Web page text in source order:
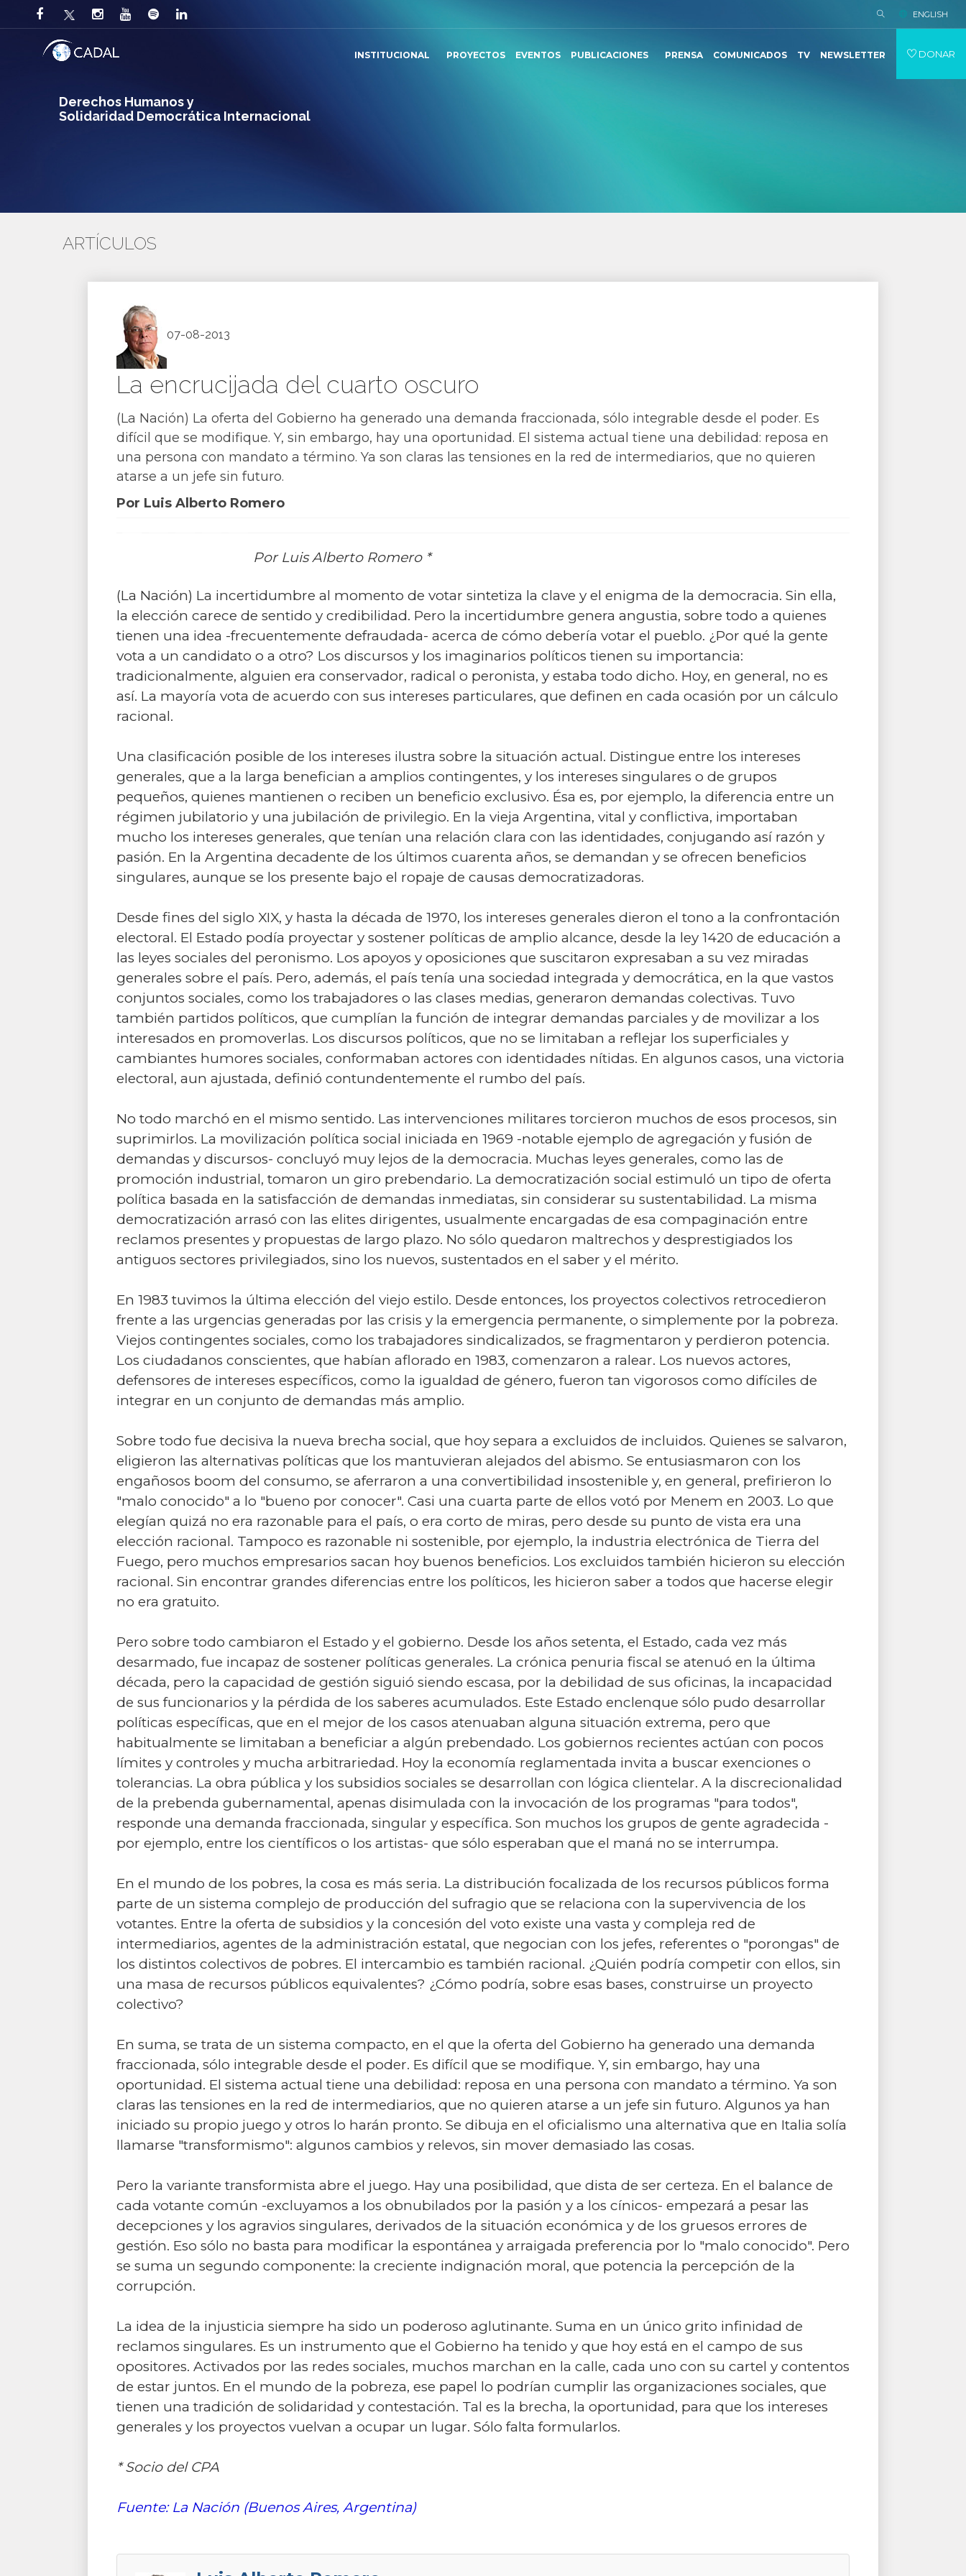
Derechos Humanos y
Solidaridad Democrática Internacional
ENGLISH
INSTITUCIONAL PROYECTOS EVENTOS PUBLICACIONES PRENSA COMUNICADOS TV NEWSLETTER DONAR
ARTÍCULOS
07-08-2013
La encrucijada del cuarto oscuro
(La Nación) La oferta del Gobierno ha generado una demanda fraccionada, sólo integrable desde el poder. Es
difícil que se modifique. Y, sin embargo, hay una oportunidad. El sistema actual tiene una debilidad: reposa en
una persona con mandato a término. Ya son claras las tensiones en la red de intermediarios, que no quieren
atarse a un jefe sin futuro.
Por Luis Alberto Romero
Por Luis Alberto Romero *
(La Nación) La incertidumbre al momento de votar sintetiza la clave y el enigma de la democracia. Sin ella,
la elección carece de sentido y credibilidad. Pero la incertidumbre genera angustia, sobre todo a quienes
tienen una idea -frecuentemente defraudada- acerca de cómo debería votar el pueblo. ¿Por qué la gente
vota a un candidato o a otro? Los discursos y los imaginarios políticos tienen su importancia:
tradicionalmente, alguien era conservador, radical o peronista, y estaba todo dicho. Hoy, en general, no es
así. La mayoría vota de acuerdo con sus intereses particulares, que definen en cada ocasión por un cálculo
racional.
Una clasificación posible de los intereses ilustra sobre la situación actual. Distingue entre los intereses
generales, que a la larga benefician a amplios contingentes, y los intereses singulares o de grupos
pequeños, quienes mantienen o reciben un beneficio exclusivo. Ésa es, por ejemplo, la diferencia entre un
régimen jubilatorio y una jubilación de privilegio. En la vieja Argentina, vital y conflictiva, importaban
mucho los intereses generales, que tenían una relación clara con las identidades, conjugando así razón y
pasión. En la Argentina decadente de los últimos cuarenta años, se demandan y se ofrecen beneficios
singulares, aunque se los presente bajo el ropaje de causas democratizadoras.
Desde fines del siglo XIX, y hasta la década de 1970, los intereses generales dieron el tono a la confrontación
electoral. El Estado podía proyectar y sostener políticas de amplio alcance, desde la ley 1420 de educación a
las leyes sociales del peronismo. Los apoyos y oposiciones que suscitaron expresaban a su vez miradas
generales sobre el país. Pero, además, el país tenía una sociedad integrada y democrática, en la que vastos
conjuntos sociales, como los trabajadores o las clases medias, generaron demandas colectivas. Tuvo
también partidos políticos, que cumplían la función de integrar demandas parciales y de movilizar a los
interesados en promoverlas. Los discursos políticos, que no se limitaban a reflejar los superficiales y
cambiantes humores sociales, conformaban actores con identidades nítidas. En algunos casos, una victoria
electoral, aun ajustada, definió contundentemente el rumbo del país.
No todo marchó en el mismo sentido. Las intervenciones militares torcieron muchos de esos procesos, sin
suprimirlos. La movilización política social iniciada en 1969 -notable ejemplo de agregación y fusión de
demandas y discursos- concluyó muy lejos de la democracia. Muchas leyes generales, como las de
promoción industrial, tomaron un giro prebendario. La democratización social estimuló un tipo de oferta
política basada en la satisfacción de demandas inmediatas, sin considerar su sustentabilidad. La misma
democratización arrasó con las elites dirigentes, usualmente encargadas de esa compaginación entre
reclamos presentes y propuestas de largo plazo. No sólo quedaron maltrechos y desprestigiados los
antiguos sectores privilegiados, sino los nuevos, sustentados en el saber y el mérito.
En 1983 tuvimos la última elección del viejo estilo. Desde entonces, los proyectos colectivos retrocedieron
frente a las urgencias generadas por las crisis y la emergencia permanente, o simplemente por la pobreza.
Viejos contingentes sociales, como los trabajadores sindicalizados, se fragmentaron y perdieron potencia.
Los ciudadanos conscientes, que habían aflorado en 1983, comenzaron a ralear. Los nuevos actores,
defensores de intereses específicos, como la igualdad de género, fueron tan vigorosos como difíciles de
integrar en un conjunto de demandas más amplio.
Sobre todo fue decisiva la nueva brecha social, que hoy separa a excluidos de incluidos. Quienes se salvaron,
eligieron las alternativas políticas que los mantuvieran alejados del abismo. Se entusiasmaron con los
engañosos boom del consumo, se aferraron a una convertibilidad insostenible y, en general, prefirieron lo
"malo conocido" a lo "bueno por conocer". Casi una cuarta parte de ellos votó por Menem en 2003. Lo que
elegían quizá no era razonable para el país, o era corto de miras, pero desde su punto de vista era una
elección racional. Tampoco es razonable ni sostenible, por ejemplo, la industria electrónica de Tierra del
Fuego, pero muchos empresarios sacan hoy buenos beneficios. Los excluidos también hicieron su elección
racional. Sin encontrar grandes diferencias entre los políticos, les hicieron saber a todos que hacerse elegir
no era gratuito.
Pero sobre todo cambiaron el Estado y el gobierno. Desde los años setenta, el Estado, cada vez más
desarmado, fue incapaz de sostener políticas generales. La crónica penuria fiscal se atenuó en la última
década, pero la capacidad de gestión siguió siendo escasa, por la debilidad de sus oficinas, la incapacidad
de sus funcionarios y la pérdida de los saberes acumulados. Este Estado enclenque sólo pudo desarrollar
políticas específicas, que en el mejor de los casos atenuaban alguna situación extrema, pero que
habitualmente se limitaban a beneficiar a algún prebendado. Los gobiernos recientes actúan con pocos
límites y controles y mucha arbitrariedad. Hoy la economía reglamentada invita a buscar exenciones o
tolerancias. La obra pública y los subsidios sociales se desarrollan con lógica clientelar. A la discrecionalidad
de la prebenda gubernamental, apenas disimulada con la invocación de los programas "para todos",
responde una demanda fraccionada, singular y específica. Son muchos los grupos de gente agradecida -
por ejemplo, entre los científicos o los artistas- que sólo esperaban que el maná no se interrumpa.
En el mundo de los pobres, la cosa es más seria. La distribución focalizada de los recursos públicos forma
parte de un sistema complejo de producción del sufragio que se relaciona con la supervivencia de los
votantes. Entre la oferta de subsidios y la concesión del voto existe una vasta y compleja red de
intermediarios, agentes de la administración estatal, que negocian con los jefes, referentes o "porongas" de
los distintos colectivos de pobres. El intercambio es también racional. ¿Quién podría competir con ellos, sin
una masa de recursos públicos equivalentes? ¿Cómo podría, sobre esas bases, construirse un proyecto
colectivo?
En suma, se trata de un sistema compacto, en el que la oferta del Gobierno ha generado una demanda
fraccionada, sólo integrable desde el poder. Es difícil que se modifique. Y, sin embargo, hay una
oportunidad. El sistema actual tiene una debilidad: reposa en una persona con mandato a término. Ya son
claras las tensiones en la red de intermediarios, que no quieren atarse a un jefe sin futuro. Algunos ya han
iniciado su propio juego y otros lo harán pronto. Se dibuja en el oficialismo una alternativa que en Italia solía
llamarse "transformismo": algunos cambios y relevos, sin mover demasiado las cosas.
Pero la variante transformista abre el juego. Hay una posibilidad, que dista de ser certeza. En el balance de
cada votante común -excluyamos a los obnubilados por la pasión y a los cínicos- empezará a pesar las
decepciones y los agravios singulares, derivados de la situación económica y de los gruesos errores de
gestión. Eso sólo no basta para modificar la espontánea y arraigada preferencia por lo "malo conocido". Pero
se suma un segundo componente: la creciente indignación moral, que potencia la percepción de la
corrupción.
La idea de la injusticia siempre ha sido un poderoso aglutinante. Suma en un único grito infinidad de
reclamos singulares. Es un instrumento que el Gobierno ha tenido y que hoy está en el campo de sus
opositores. Activados por las redes sociales, muchos marchan en la calle, cada uno con su cartel y contentos
de estar juntos. En el mundo de la pobreza, ese papel lo podrían cumplir las organizaciones sociales, que
tienen una tradición de solidaridad y contestación. Tal es la brecha, la oportunidad, para que los intereses
generales y los proyectos vuelvan a ocupar un lugar. Sólo falta formularlos.
* Socio del CPA
Fuente: La Nación (Buenos Aires, Argentina)